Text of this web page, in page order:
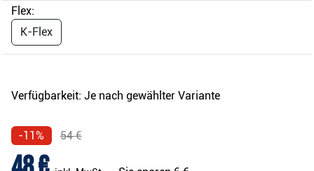
Flex:
K-Flex
Verfügbarkeit: Je nach gewählter Variante
-11% 54 €